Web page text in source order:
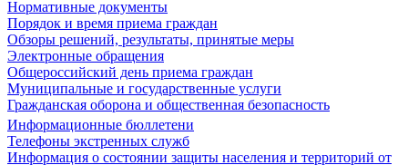
Нормативные документы
Порядок и время приема граждан
Обзоры решений, результаты, принятые меры
Электронные обращения
Общероссийский день приема граждан
Муниципальные и государственные услуги
Гражданская оборона и общественная безопасность
Информационные бюллетени
Телефоны экстренных служб
Информация о состоянии защиты населения и территорий от